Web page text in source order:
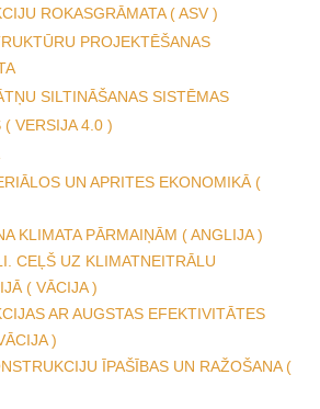
ROKASGRĀMATA ( ASV )
PROJEKTĒŠANAS
SILTINĀŠANAS SISTĒMAS
( VERSIJA 4.0 )
UN APRITES EKONOMIKĀ (
KLIMATA PĀRMAIŅĀM ( ANGLIJA )
CEĻŠ UZ KLIMATNEITRĀLU
( VĀCIJA )
AR AUGSTAS EFEKTIVITĀTES
)
ĪPAŠĪBAS UN RAŽOŠANA (